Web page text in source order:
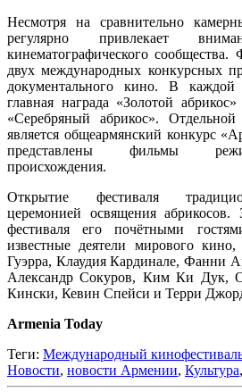
Несмотря на сравнительно
регулярно привлекает
кинематографического
двух международных конкурсных
документального кино. В
главная награда «Золотой
«Серебряный абрикос».
является общеармянский конкурс
представлены фильмы
происхождения.
Открытие фестиваля
церемонией освящения абрикосов.
фестиваля его почётными
известные деятели мирового
Гуэрра, Клаудия Кардинале, Фанни
Александр Сокуров, Ким Ки Дук,
Кински, Кевин Спейси и Терри
Armenia Today
Теги: Международный
Новости, новости Армении, Культура,